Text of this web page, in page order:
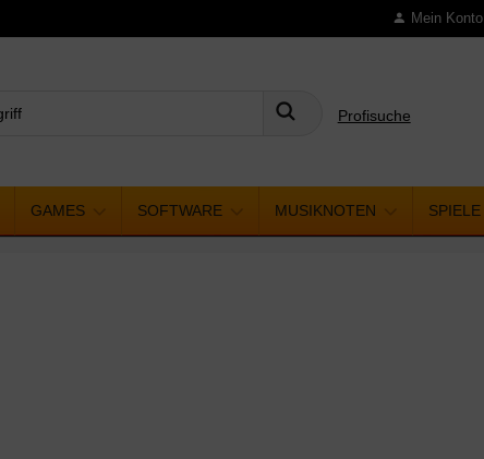
Mein Konto
Suchen
Profisuche
GAMES SOFTWARE MUSIKNOTEN SPIELE